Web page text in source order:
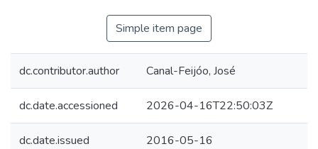
Simple item page
dc.contributor.author Canal-Feijóo, José
dc.date.accessioned 2026-04-16T22:50:03Z
dc.date.issued 2016-05-16